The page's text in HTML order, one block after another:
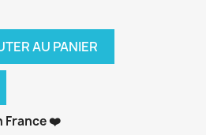
AU PANIER
France ❤️